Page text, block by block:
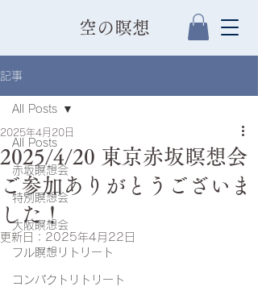
​空の瞑想
記事
All Posts
赤坂瞑想会
特別瞑想会
大阪瞑想会
フル瞑想リトリート
コンパクトリトリート
All Posts
2025/4/20 東京赤坂瞑想会
ご参加ありがとうございま
した！
2025年4月20日
更新日： 2025年4月22日